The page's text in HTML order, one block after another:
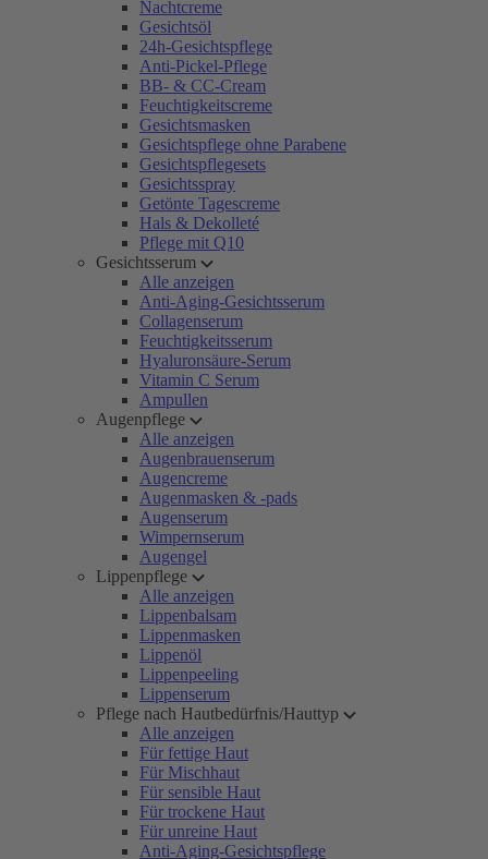
Nachtcreme
Gesichtsöl
24h-Gesichtspflege
Anti-Pickel-Pflege
BB- & CC-Cream
Feuchtigkeitscreme
Gesichtsmasken
Gesichtspflege ohne Parabene
Gesichtspflegesets
Gesichtsspray
Getönte Tagescreme
Hals & Dekolleté
Pflege mit Q10
Gesichtsserum
Alle anzeigen
Anti-Aging-Gesichtsserum
Collagenserum
Feuchtigkeitsserum
Hyaluronsäure-Serum
Vitamin C Serum
Ampullen
Augenpflege
Alle anzeigen
Augenbrauenserum
Augencreme
Augenmasken & -pads
Augenserum
Wimpernserum
Augengel
Lippenpflege
Alle anzeigen
Lippenbalsam
Lippenmasken
Lippenöl
Lippenpeeling
Lippenserum
Pflege nach Hautbedürfnis/Hauttyp
Alle anzeigen
Für fettige Haut
Für Mischhaut
Für sensible Haut
Für trockene Haut
Für unreine Haut
Anti-Aging-Gesichtspflege